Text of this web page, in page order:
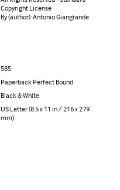
Copyright License
By (author): Antonio Giangrande
585
Paperback Perfect Bound
Black & White
US Letter (8.5 x 11 in / 216 x 279
mm)